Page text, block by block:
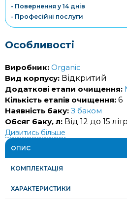
- Повернення у 14 днів
- Професійні послуги
Особливості
Виробник: Organic
Вид корпусу: Відкритий
Додаткові етапи очищення:
Кількість етапів очищення: 6
Наявність баку: З баком
Обсяг баку, л: Від 12 до 15
Дивитись більше
ОПИС
КОМПЛЕКТАЦІЯ
ХАРАКТЕРИСТИКИ